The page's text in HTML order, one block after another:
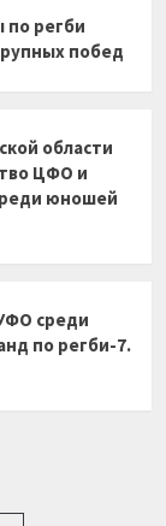
по регби
побед
области
ЦФО и
юношей
среди
по регби-7.